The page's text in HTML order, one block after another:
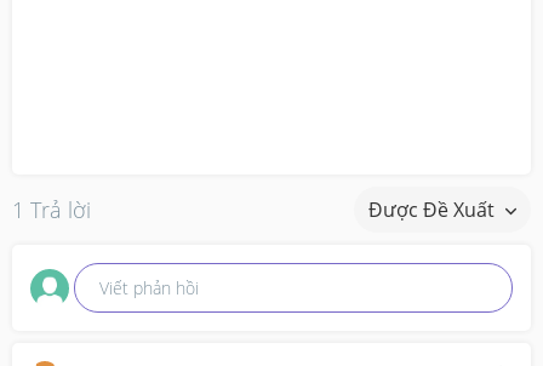
1 Trả lời Được Đề Xuất
Viết phản hồi